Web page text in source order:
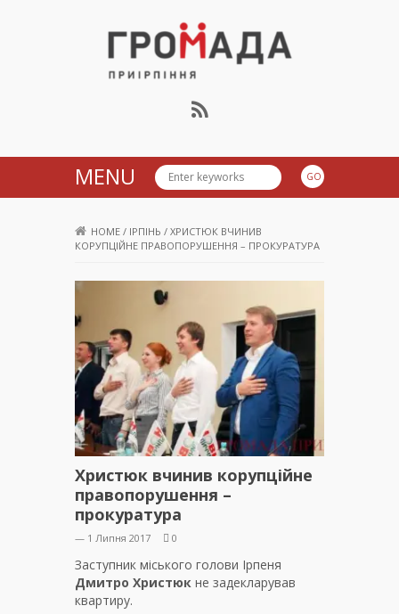
Громада Приірпіння
MENU
HOME / ІРПІНЬ / ХРИСТЮК ВЧИНИВ
КОРУПЦІЙНЕ ПРАВОПОРУШЕННЯ – ПРОКУРАТУРА
Христюк вчинив корупційне
правопорушення –
прокуратура
— 1 Липня 2017 0
Заступник міського голови Ірпеня
Дмитро Христюк не задекларував
квартиру.